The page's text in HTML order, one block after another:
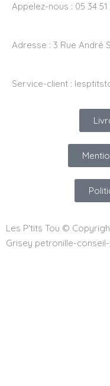
Appelez-nous : 05 34
Adresse : 3 Rue André
Service-client :
Les P'tits Tou ©
Grisey petronille-